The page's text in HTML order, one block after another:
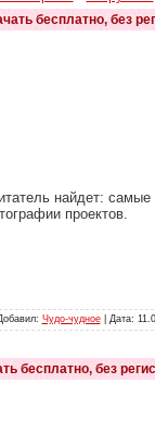
бесплатно, без
найдет:
проектов.
Чудо-чудное| Дата:
бесплатно, без